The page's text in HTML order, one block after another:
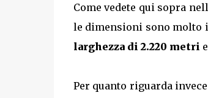
Come vedete qui sopra
le dimensioni sono molto
larghezza di 2.220 metri
Per quanto riguarda